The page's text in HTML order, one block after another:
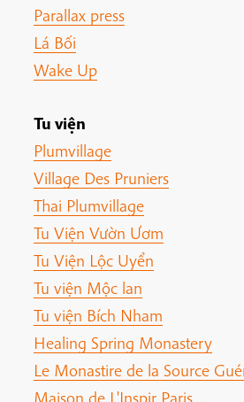
Parallax press
Lá Bối
Wake Up
Tu viện
Plumvillage
Village Des Pruniers
Thai Plumvillage
Tu Viện Vườn Ươm
Tu Viện Lộc Uyển
Tu viện Mộc lan
Tu viện Bích Nham
Healing Spring Monastery
Le Monastire de la Source
Maison de L'Inspir Paris